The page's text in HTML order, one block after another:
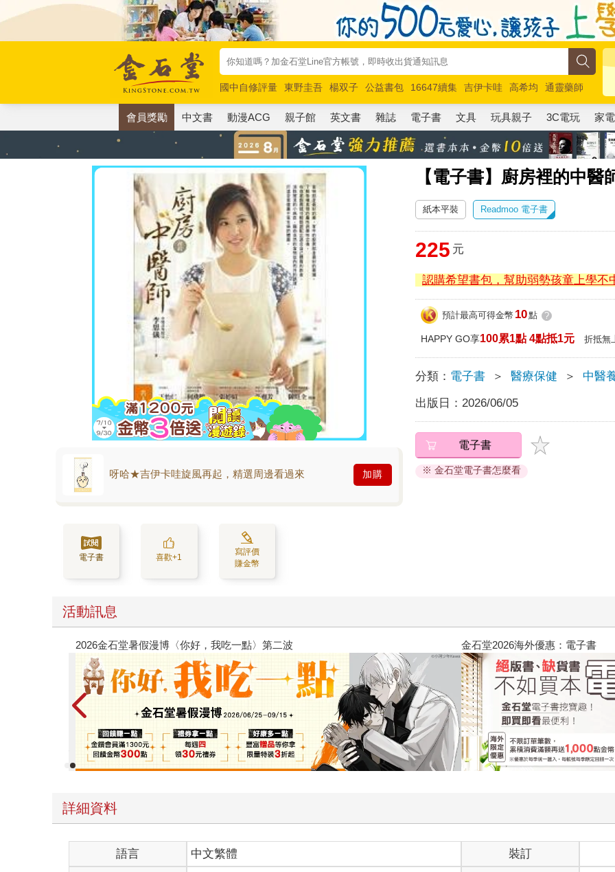
國中自修評量 東野圭吾 楊双子 公益書包 16647續集 吉伊卡哇 高希均
通靈藥師
唯紅花綻放
奧德賽 路邊攤新作 馬斯克 玩具總動員5 超慢跑
會員獎勵 中文書 動漫ACG 親子館 英文書 雜誌 電子書 文具 玩具親子 3C電玩 家電
【電子書】廚房裡的中醫
呀哈★吉伊卡哇旋風再起，精選周邊看過來 加購
電子書 喜歡+1
寫評價
賺金幣
紙本平裝 Readmoo 電子書
225 元
認購希望書包，幫助弱勢孩童上學不
預計最高可得金幣 10點 ?
HAPPY GO享100累1點 4點抵1元 折抵無
分類： 電子書 ＞ 醫療保健 ＞ 中醫
出版日： 2026/06/05
電子書
※ 金石堂電子書怎麼看
活動訊息
【父親節禮物展】5折起，滿888送88點金幣 春光ｘ奇幻基地｜全書系展
詳細資料
語言 中文繁體
裝訂